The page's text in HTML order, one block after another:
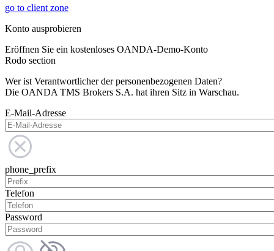
go to client zone
Konto ausprobieren
Eröffnen Sie ein kostenloses OANDA-Demo-Konto
Rodo section
Wer ist Verantwortlicher der personenbezogenen Daten?
Die OANDA TMS Brokers S.A. hat ihren Sitz in Warschau.
E-Mail-Adresse
phone_prefix
Telefon
Password